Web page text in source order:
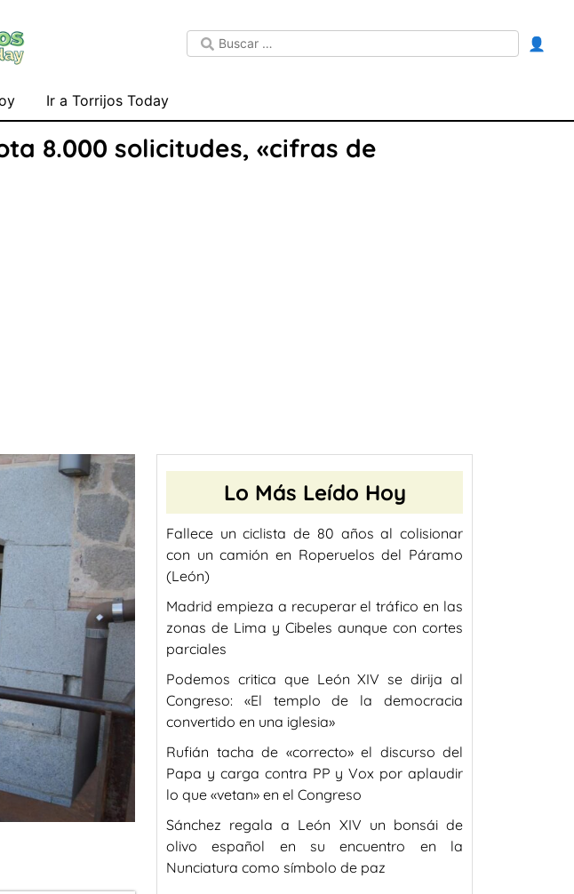
👤
Ir a Torrijos Today
8.000 solicitudes, «cifras de
Lo Más Leído Hoy
Fallece un ciclista de 80 años al colisionar
con un camión en Roperuelos del Páramo
(León)
Madrid empieza a recuperar el tráfico en las
zonas de Lima y Cibeles aunque con cortes
parciales
Podemos critica que León XIV se dirija al
Congreso: «El templo de la democracia
convertido en una iglesia»
Rufián tacha de «correcto» el discurso del
Papa y carga contra PP y Vox por aplaudir
lo que «vetan» en el Congreso
Sánchez regala a León XIV un bonsái de
olivo español en su encuentro en la
Nunciatura como símbolo de paz